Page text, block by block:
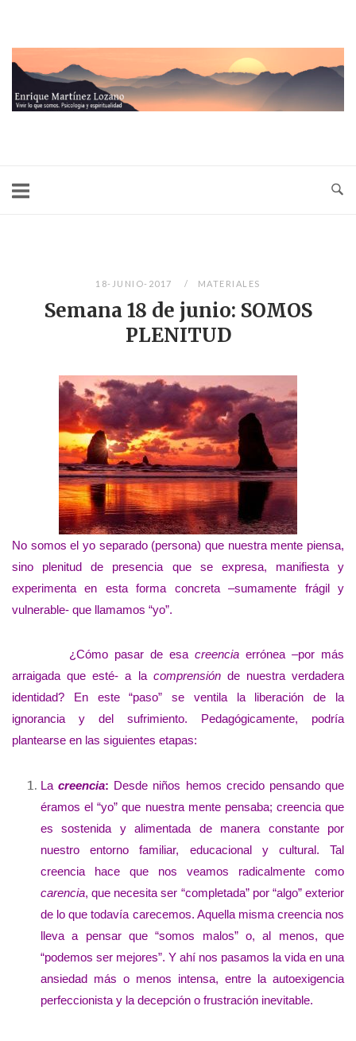
contenido
18-JUNIO-2017 MATERIALES
Semana 18 de junio: SOMOS
PLENITUD
No somos el yo separado (persona) que nuestra mente piensa,
sino plenitud de presencia que se expresa, manifiesta y
experimenta en esta forma concreta –sumamente frágil y
vulnerable- que llamamos “yo”.
¿Cómo pasar de esa creencia errónea –por más
arraigada que esté- a la comprensiónde nuestra verdadera
identidad? En este “paso” se ventila la liberación de la
ignorancia y del sufrimiento. Pedagógicamente, podría
plantearse en las siguientes etapas:
Lacreencia: Desde niños hemos crecido pensando que
éramos el “yo” que nuestra mente pensaba; creencia que
es sostenida y alimentada de manera constante por
nuestro entorno familiar, educacional y cultural. Tal
creencia hace que nos veamos radicalmente como
carencia, que necesita ser “completada” por “algo” exterior
de lo que todavía carecemos. Aquella misma creencia nos
lleva a pensar que “somos malos” o, al menos, que
“podemos ser mejores”. Y ahí nos pasamos la vida en una
ansiedad más o menos intensa, entre la autoexigencia
perfeccionista y la decepción o frustración inevitable.